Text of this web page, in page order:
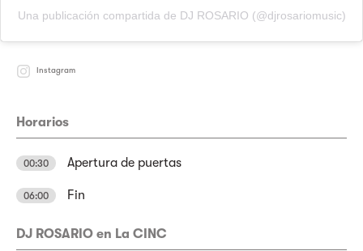
Una publicación compartida de DJ ROSARIO (@djrosariomusic)
Instagram
Horarios
00:30 Apertura de puertas
06:00 Fin
DJ ROSARIO en La CINC